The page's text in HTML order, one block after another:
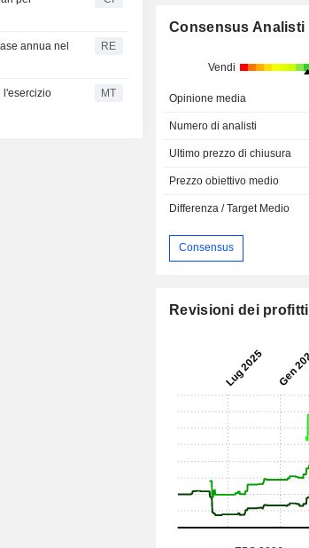
annua nel
RE
l'esercizio
MT
Consensus Analisti
Vendi
Opinione media
Numero di analisti
Ultimo prezzo di chiusura
Prezzo obiettivo medio
Differenza / Target Medio
Consensus
Revisioni dei profitti